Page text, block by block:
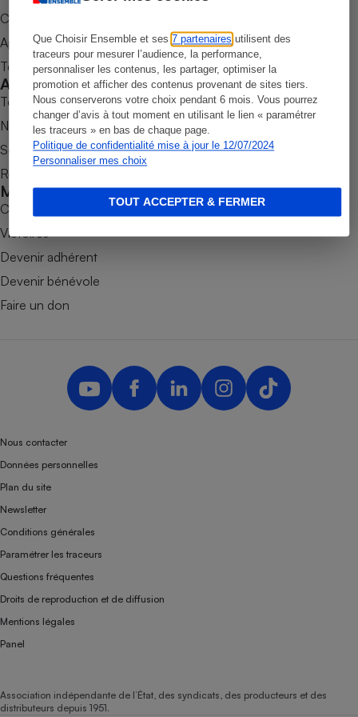
Que Choisir Ensemble et ses7 partenaires utilisent des
traceurs pour mesurer l’audience, la performance,
personnaliser les contenus, les partager, optimiser la
promotion et afficher des contenus provenant de sites tiers.
Nous conserverons votre choix pendant 6 mois. Vous pourrez
changer d’avis à tout moment en utilisant le lien « paramétrer
les traceurs » en bas de chaque page.
Politique de confidentialité mise à jour le 12/07/2024
Personnaliser mes choix
TOUT ACCEPTER & FERMER
Complément
alimentaire
Assurance emprunteur
Banque
Lave-linge
Plaque de cuisson à
induction
Téléviseur
Téléphone mobile -
Smartphone
Matelas
Mutuelle
Commander une parution
Appli Quel Produit
Tous nos tests de produits
Accompagner
Tous nos comparateurs
Nos services
Soumettre un litige
Rencontrer une association locale
Mobiliser
Combats
Victoires
Devenir adhérent
Devenir bénévole
Faire un don
Nous contacter
Données personnelles
Plan du site
Newsletter
Conditions générales
Paramétrer les traceurs
Questions fréquentes
Droits de reproduction et de diffusion
Mentions légales
Panel
Association indépendante de l’État, des syndicats, des producteurs et des
distributeurs depuis 1951.